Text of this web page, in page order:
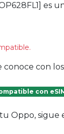
conoce con
con
Oppo, sigue